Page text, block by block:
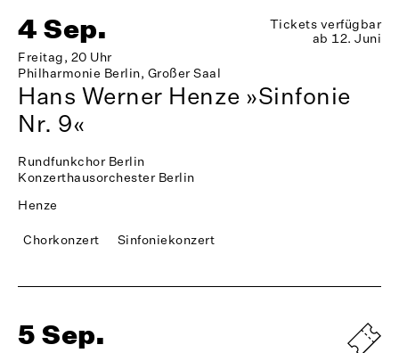
4 Sep.
Freitag, 20 Uhr
Philharmonie Berlin, Großer Saal
Tickets verfügbar
ab 12. Juni
Hans Werner Henze »Sinfonie
Nr. 9«
Rundfunkchor Berlin
Konzerthausorchester Berlin
Henze
Chorkonzert Sinfoniekonzert
5 Sep.